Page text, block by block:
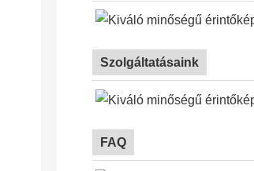
Szolgáltatásaink
FAQ